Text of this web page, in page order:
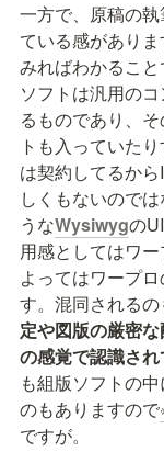
一方で、原稿の
ている感があり
みればわかるこ
ソフトは汎用の
るものであり、
トも入っていた
は契約してるか
しくもないので
うなWysiwygの
用感としてはワ
よってはワープ
す。混同されるの
定や図版の厳密
の感覚で認識さ
も組版ソフトの
のもありますので
ですが。